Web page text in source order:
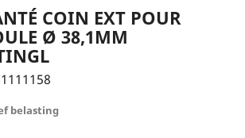
COIN EXT POUR
Ø 38,1MM
belasting